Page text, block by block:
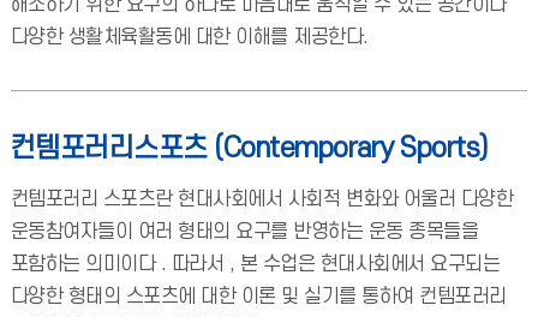
해소하기 위한 요구의 하나로 마음대로 움직일 수 있는 공간이나
다양한 생활체육활동에 대한 이해를 제공한다.
컨템포러리스포츠 (Contemporary Sports)
컨템포러리 스포츠란 현대사회에서 사회적 변화와 어울러 다양한
운동참여자들이 여러 형태의 요구를 반영하는 운동 종목들을
포함하는 의미이다 . 따라서 , 본 수업은 현대사회에서 요구되는
다양한 형태의 스포츠에 대한 이론 및 실기를 통하여 컨템포러리